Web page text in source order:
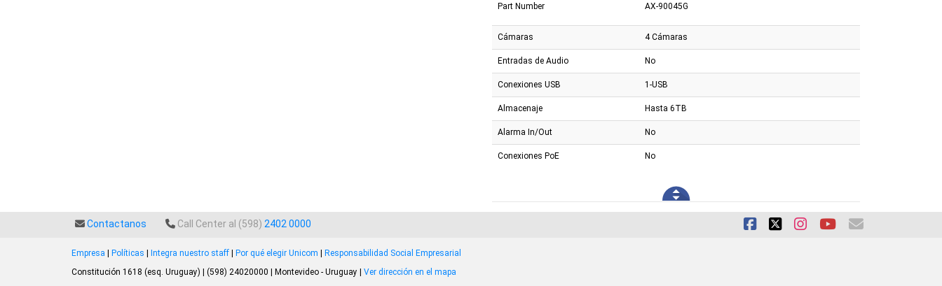
Part Number AX-90045G
Cámaras 4 Cámaras
Entradas de Audio No
Conexiones USB 1-USB
Almacenaje Hasta 6TB
Alarma In/Out No
Conexiones PoE No
Contactanos Call Center al (598) 2402 0000
Empresa | Políticas | Integra nuestro staff | Por qué elegir Unicom | Responsabilidad Social Empresarial
Constitución 1618 (esq. Uruguay) | (598) 24020000 | Montevideo - Uruguay | Ver dirección en el mapa